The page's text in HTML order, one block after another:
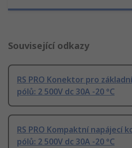
Související odkazy
RS PRO Konektor pro
pólů: 2 500V dc 30A -20 °C
RS PRO Kompaktní napájecí
pólů: 2 500V dc 30A -20 °C